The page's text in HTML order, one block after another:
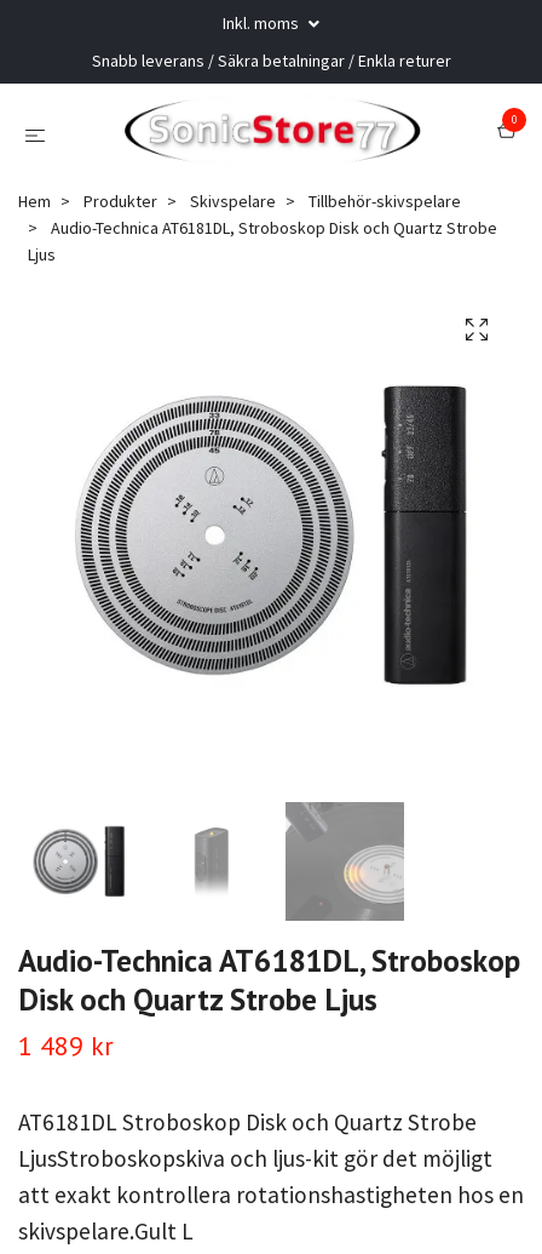
Inkl. moms
Snabb leverans / Säkra betalningar / Enkla returer
0
Hem Produkter Skivspelare
Tillbehör-skivspelare
Audio-Technica AT6181DL, Stroboskop Disk och Quartz Strobe
Ljus
Audio-Technica AT6181DL, Stroboskop
Disk och Quartz Strobe Ljus
1 489 kr
AT6181DL Stroboskop Disk och Quartz Strobe
LjusStroboskopskiva och ljus-kit gör det möjligt
att exakt kontrollera rotationshastigheten hos en
skivspelare.Gult L